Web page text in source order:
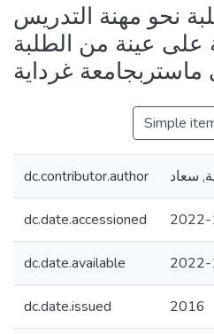
نحو مهنة التدريس
على عينة من الطلبة
غرداية
Simple
dc.contributor.author سعاد
dc.date.accessioned 2022-
dc.date.available 2022-
dc.date.issued 2016